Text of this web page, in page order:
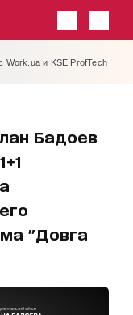
Work.ua и KSE ProfTech
Бадоев
"Довга